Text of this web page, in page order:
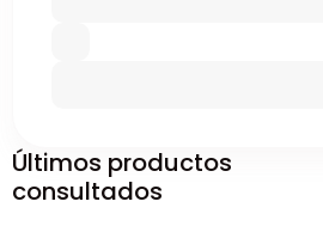
Últimos productos
consultados